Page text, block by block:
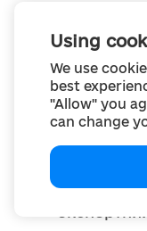
Using
We use
best
"Allow" you
can change
грант